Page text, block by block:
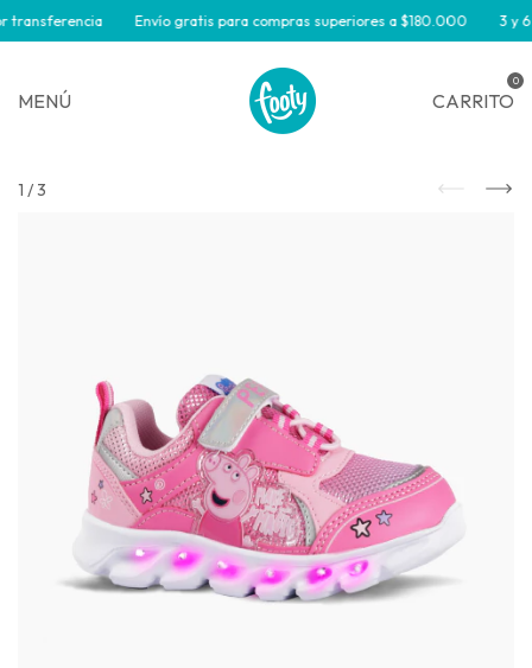
transferencia Envío gratis para compras superiores a $180.000 3 y 6
MENÚ CARRITO
0
1 /3